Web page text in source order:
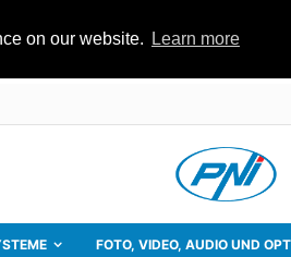
on our website. Learn more
FOTO, VIDEO, AUDIO UND